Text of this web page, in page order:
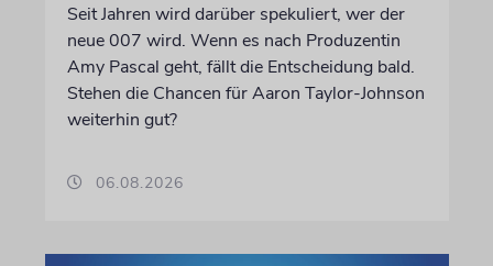
Seit Jahren wird darüber spekuliert, wer der
neue 007 wird. Wenn es nach Produzentin
Amy Pascal geht, fällt die Entscheidung bald.
Stehen die Chancen für Aaron Taylor-Johnson
weiterhin gut?
06.08.2026